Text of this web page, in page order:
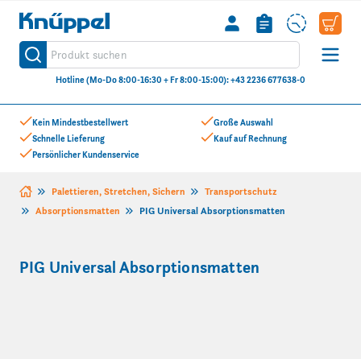
Kein Mindestbestellwert
Schnelle Lieferung
Persönlicher Kundenservice
Große Auswahl
Kauf auf Rechnung
Knüppel
Produkt suchen
Suche
Hotline (Mo-Do 8:00-16:30 + Fr 8:00-15:00): +43 2236 677638-0
Zum Inhalt springen
Palettieren, Stretchen, Sichern
Transportschutz
Absorptionsmatten
PIG Universal Absorptionsmatten
PIG Universal Absorptionsmatten